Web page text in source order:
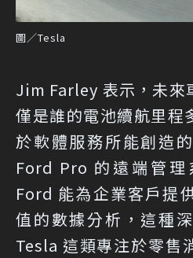
圖／Tesla
Jim Farley 表示，未來
僅是誰的電池續航里程
於軟體服務所能創造
Ford Pro 的遠端管理
Ford 能為企業客戶提
值的數據分析，這種
Tesla 這類專注於零售